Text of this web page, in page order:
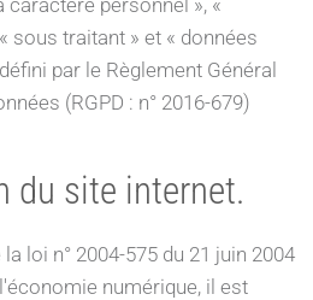
personnel », «
sous traitant » et « données
par le Règlement Général
(RGPD : n° 2016-679)
du site internet.
loi n° 2004-575 du 21 juin 2004
numérique, il est